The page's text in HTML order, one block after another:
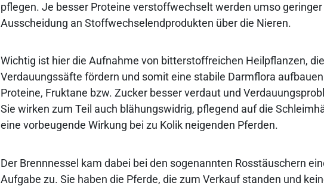
pflegen. Je besser Proteine verstoffwechselt werden umso geringer
Ausscheidung an Stoffwechselendprodukten über die Nieren.
Wichtig ist hier die Aufnahme von bitterstoffreichen Heilpflanzen,
Verdauungssäfte fördern und somit eine stabile Darmflora
Proteine, Fruktane bzw. Zucker besser verdaut und
Sie wirken zum Teil auch blähungswidrig, pflegend auf die
eine vorbeugende Wirkung bei zu Kolik neigenden Pferden.
Der Brennnessel kam dabei bei den sogenannten Rosstäuschern
Aufgabe zu. Sie haben die Pferde, die zum Verkauf standen und